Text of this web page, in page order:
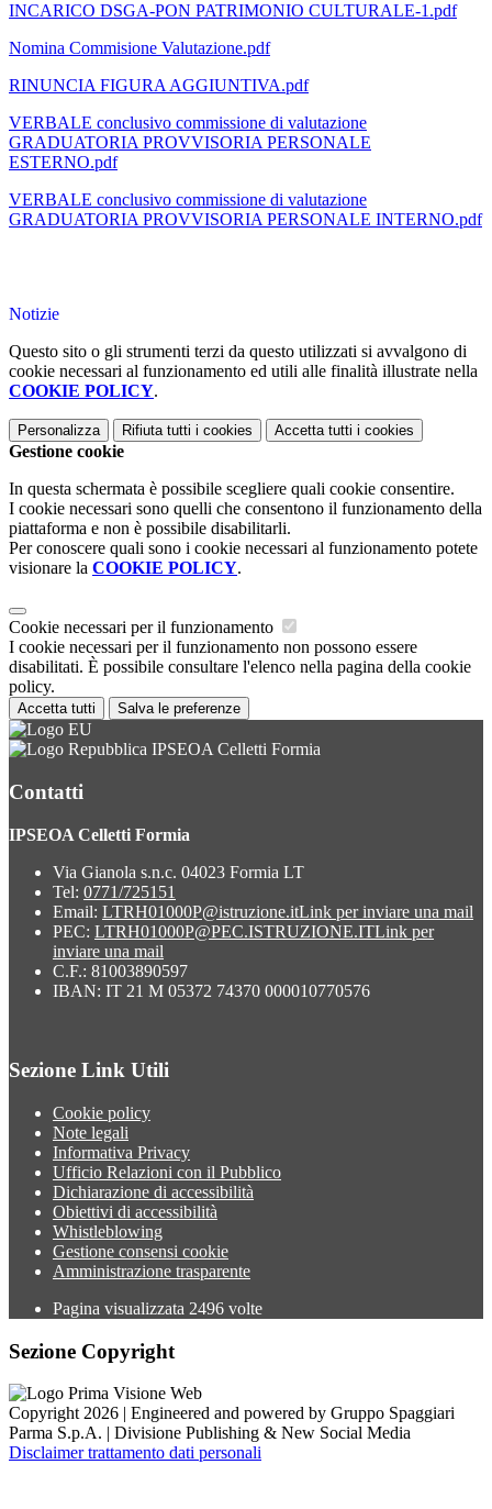
INCARICO DSGA-PON PATRIMONIO CULTURALE-1.pdf
Nomina Commisione Valutazione.pdf
RINUNCIA FIGURA AGGIUNTIVA.pdf
VERBALE conclusivo commissione di valutazione
GRADUATORIA PROVVISORIA PERSONALE
ESTERNO.pdf
VERBALE conclusivo commissione di valutazione
GRADUATORIA PROVVISORIA PERSONALE INTERNO.pdf
Notizie
Questo sito o gli strumenti terzi da questo utilizzati si avvalgono di
cookie necessari al funzionamento ed utili alle finalità illustrate nella
COOKIE POLICY.
Personalizza Rifiuta tutti i cookies Accetta tutti i cookies
Gestione cookie
In questa schermata è possibile scegliere quali cookie consentire.
I cookie necessari sono quelli che consentono il funzionamento della
piattaforma e non è possibile disabilitarli.
Per conoscere quali sono i cookie necessari al funzionamento potete
visionare la COOKIE POLICY.
Cookie necessari per il funzionamento
I cookie necessari per il funzionamento non possono essere
disabilitati. È possibile consultare l'elenco nella pagina della cookie
policy.
Accetta tutti Salva le preferenze
IPSEOA Celletti Formia
Contatti
IPSEOA Celletti Formia
Via Gianola s.n.c. 04023 Formia LT
Tel: 0771/725151
Email: LTRH01000P@istruzione.itLink per inviare una mail
PEC: LTRH01000P@PEC.ISTRUZIONE.ITLink per
inviare una mail
C.F.: 81003890597
IBAN: IT 21 M 05372 74370 000010770576
Sezione Link Utili
Cookie policy
Note legali
Informativa Privacy
Ufficio Relazioni con il Pubblico
Dichiarazione di accessibilità
Obiettivi di accessibilità
Whistleblowing
Gestione consensi cookie
Amministrazione trasparente
Pagina visualizzata 2496 volte
Sezione Copyright
Copyright 2026 | Engineered and powered by Gruppo Spaggiari
Parma S.p.A. | Divisione Publishing & New Social Media
Disclaimer trattamento dati personali